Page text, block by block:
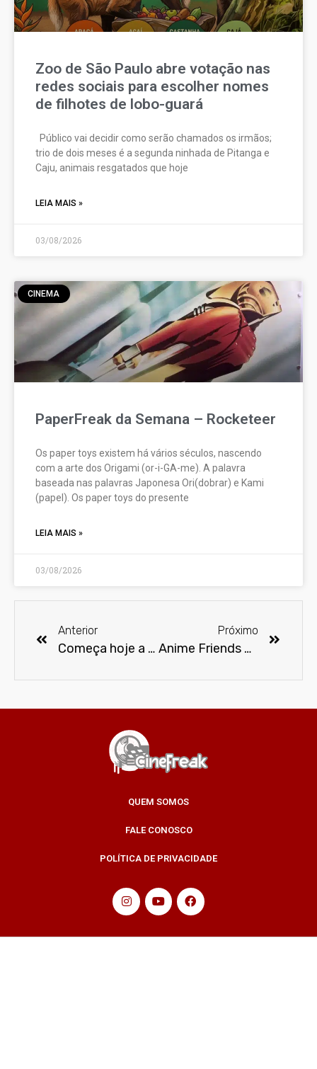
Zoo de São Paulo abre votação nas
redes sociais para escolher nomes
de filhotes de lobo-guará
Público vai decidir como serão chamados os irmãos;
trio de dois meses é a segunda ninhada de Pitanga e
Caju, animais resgatados que hoje
LEIA MAIS »
03/08/2026
CINEMA
PaperFreak da Semana – Rocketeer
Os paper toys existem há vários séculos, nascendo
com a arte dos Origami (or-i-GA-me). A palavra
baseada nas palavras Japonesa Ori(dobrar) e Kami
(papel). Os paper toys do presente
LEIA MAIS »
03/08/2026
Anterior
Começa hoje a primeira edição da Feira Geek na Avenida Paulista
Próximo
Anime Friends 2024 bate recorde de público e reúne 140 mil pessoas no Anhembi
QUEM SOMOS
FALE CONOSCO
POLÍTICA DE PRIVACIDADE